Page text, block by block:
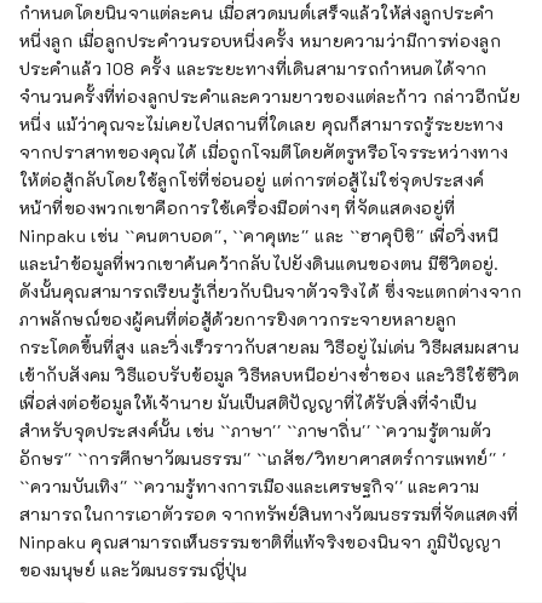
เล็กที่คุณสามารถเล่นและเรียนรู้ผ่านนิทรรศการ
และประสบการณ์ตรงที่บอกเล่าเรื่องราวที่แท้จริง
ของพระนิกายชูเก็น เช่น ยามาบูชิ นินจาที่
เชี่ยวชาญด้านการแพทย์ และนินจาที่ได้รับความ
เคารพจากคนในท้องถิ่นที่เสี่ยงชีวิตเพื่อ รอดชีวิต.
มีอาวุธและเครื่องมือนินจาประมาณ 300 ชิ้นจัด
แสดงถาวร สินค้าทั้งหมดเป็นของแท้ รวบรวมไม่
เพียงแต่จาก Azuma เท่านั้น แต่ยังรวบรวมจาก
ทั่วประเทศอีกด้วย นอกจากชูริเคนและคุซาริกา
มะแล้ว ยังมีอุปกรณ์จริงอีกมากมายที่บอกเล่า
เรื่องราวของกิจกรรมของนินจา เช่น อุปกรณ์
สำหรับการแทรกซึมและการทำลายล้าง อุปกรณ์
ล้ำยุค อาวุธคาราคุริ และหนังสือนินจุสึ บนพื้น
นิทรรศการ มีการจัดแสดง Projection
Mapping และการโต้ตอบบนพื้นที่แสดงภาพนินจา
Azuma Sanada เป็นครั้งคราว และไฟเพดานก็
เคลื่อนไหวขณะเปลี่ยนสี ทำให้เกิดพื้นที่ที่มี
ลักษณะคล้ายกับศิลปะนินจาเคมี ได้รับการ
ออกแบบเพื่อให้แม้แต่ผู้ที่ไม่สนใจ ในนั้นก็สามารถ
เพลิดเพลินได้ เมื่อคุณออกจากชั้นนิทรรศการและ
มุ่งหน้าไปยังชั้นแหล่งท่องเที่ยว จะมีมุมสัมผัส
กำหนดโดยนินจาแต่ละคน เมื่อสวดมนต์เสร็จแล้วให้ส่งลูกประคำ
หนึ่งลูก เมื่อลูกประคำวนรอบหนึ่งครั้ง หมายความว่ามีการท่องลูก
ประคำแล้ว 108 ครั้ง และระยะทางที่เดินสามารถกำหนดได้จาก
จำนวนครั้งที่ท่องลูกประคำและความยาวของแต่ละก้าว กล่าวอีกนัย
หนึ่ง แม้ว่าคุณจะไม่เคยไปสถานที่ใดเลย คุณก็สามารถรู้ระยะทาง
จากปราสาทของคุณได้ เมื่อถูกโจมตีโดยศัตรูหรือโจรระหว่างทาง
ให้ต่อสู้กลับโดยใช้ลูกโซ่ที่ซ่อนอยู่ แต่การต่อสู้ไม่ใช่จุดประสงค์
หน้าที่ของพวกเขาคือการใช้เครื่องมือต่างๆ ที่จัดแสดงอยู่ที่
Ninpaku เช่น ``คนตาบอด'', ``คาคุเทะ'' และ ``ฮาคุบิชิ'' เพื่อวิ่งหนี
และนำข้อมูลที่พวกเขาค้นคว้ากลับไปยังดินแดนของตน มีชีวิตอยู่.
ดังนั้นคุณสามารถเรียนรู้เกี่ยวกับนินจาตัวจริงได้ ซึ่งจะแตกต่างจาก
ภาพลักษณ์ของผู้คนที่ต่อสู้ด้วยการยิงดาวกระจายหลายลูก
กระโดดขึ้นที่สูง และวิ่งเร็วราวกับสายลม วิธีอยู่ไม่เด่น วิธีผสมผสาน
เข้ากับสังคม วิธีแอบรับข้อมูล วิธีหลบหนีอย่างช่ำชอง และวิธีใช้ชีวิต
เพื่อส่งต่อข้อมูลให้เจ้านาย มันเป็นสติปัญญาที่ได้รับสิ่งที่จำเป็น
สำหรับจุดประสงค์นั้น เช่น ``ภาษา'' ``ภาษาถิ่น'' ``ความรู้ตามตัว
อักษร'' ``การศึกษาวัฒนธรรม'' ``เภสัช/วิทยาศาสตร์การแพทย์'' '
``ความบันเทิง'' ``ความรู้ทางการเมืองและเศรษฐกิจ'' และความ
สามารถในการเอาตัวรอด จากทรัพย์สินทางวัฒนธรรมที่จัดแสดงที่
Ninpaku คุณสามารถเห็นธรรมชาติที่แท้จริงของนินจา ภูมิปัญญา
ของมนุษย์ และวัฒนธรรมญี่ปุ่น